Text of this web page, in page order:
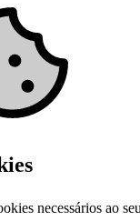
necessários ao